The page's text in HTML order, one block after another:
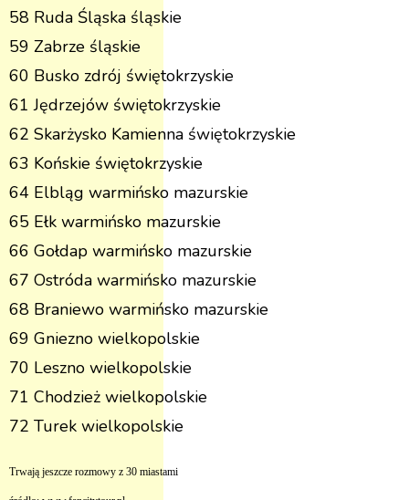
58 Ruda Śląska śląskie
59 Zabrze śląskie
60 Busko zdrój świętokrzyskie
61 Jędrzejów świętokrzyskie
62 Skarżysko Kamienna świętokrzyskie
63 Końskie świętokrzyskie
64 Elbląg warmińsko mazurskie
65 Ełk warmińsko mazurskie
66 Gołdap warmińsko mazurskie
67 Ostróda warmińsko mazurskie
68 Braniewo warmińsko mazurskie
69 Gniezno wielkopolskie
70 Leszno wielkopolskie
71 Chodzież wielkopolskie
72 Turek wielkopolskie
Trwają jeszcze rozmowy z 30 miastami